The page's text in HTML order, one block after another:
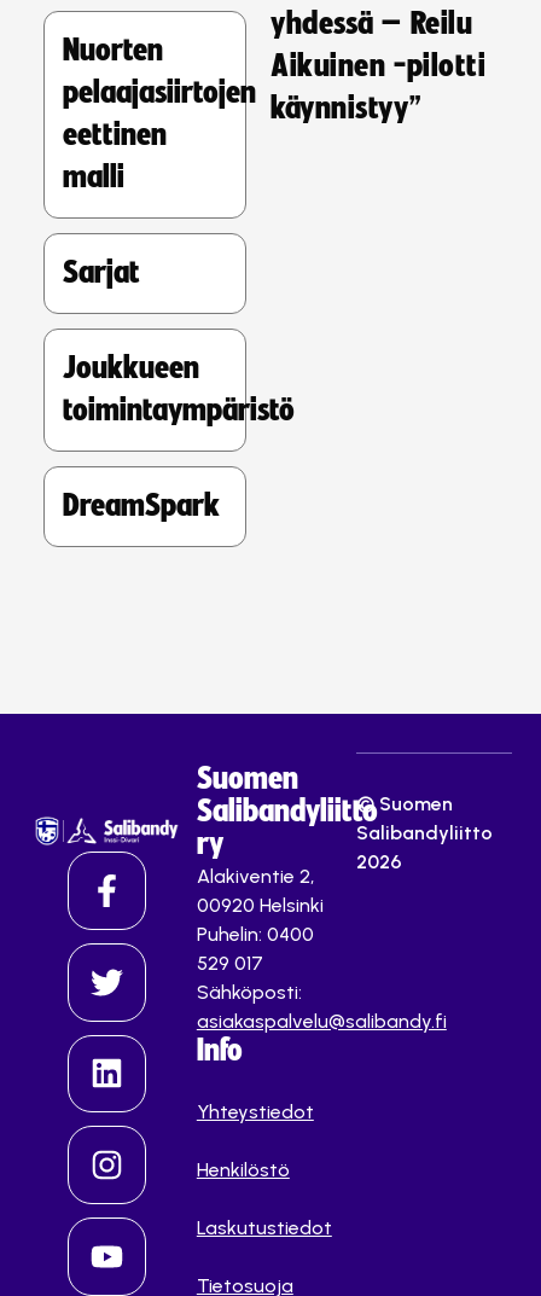
Nuorten
pelaajasiirtojen
eettinen
malli
Sarjat
Joukkueen
toimintaympäristö
DreamSpark
yhdessä – Reilu
Aikuinen -pilotti
käynnistyy”
Suomen
Salibandyliitto
ry
Alakiventie 2,
00920 Helsinki
Puhelin: 0400
529 017
Sähköposti:
asiakaspalvelu@salibandy.fi
Info
Yhteystiedot
Henkilöstö
Laskutustiedot
Tietosuoja
© Suomen
Salibandyliitto
2026